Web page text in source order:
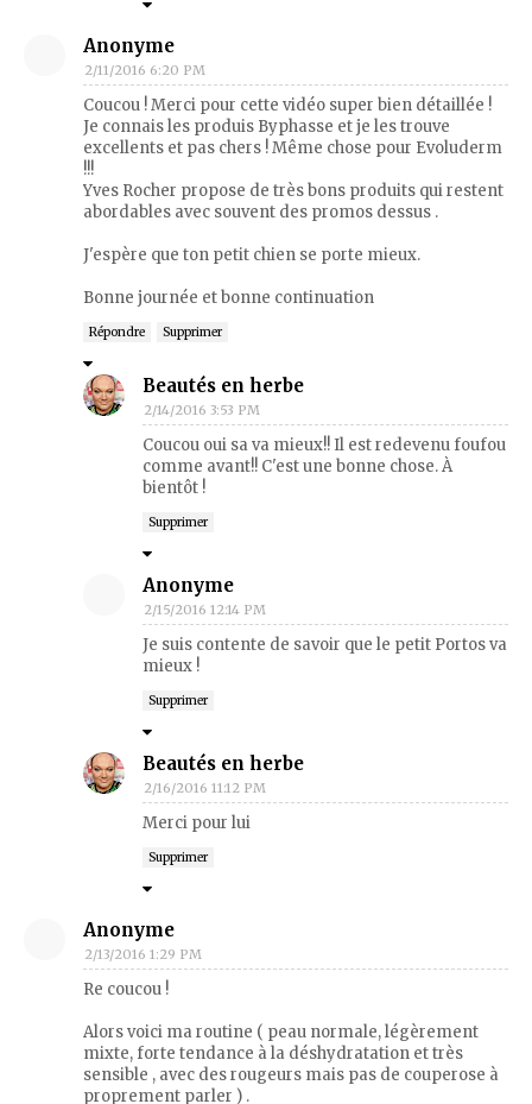
Anonyme
2/11/2016 6:20 PM
Coucou ! Merci pour cette vidéo super bien détaillée !
Je connais les produis Byphasse et je les trouve
excellents et pas chers ! Même chose pour Evoluderm
!!!
Yves Rocher propose de très bons produits qui restent
abordables avec souvent des promos dessus .
J'espère que ton petit chien se porte mieux.
Bonne journée et bonne continuation
Répondre Supprimer
Beautés en herbe
2/14/2016 3:53 PM
Coucou oui sa va mieux!! Il est redevenu foufou
comme avant!! C'est une bonne chose. À
bientôt !
Supprimer
Anonyme
2/15/2016 12:14 PM
Je suis contente de savoir que le petit Portos va
mieux !
Supprimer
Beautés en herbe
2/16/2016 11:12 PM
Merci pour lui
Supprimer
Anonyme
2/13/2016 1:29 PM
Re coucou !
Alors voici ma routine ( peau normale, légèrement
mixte, forte tendance à la déshydratation et très
sensible , avec des rougeurs mais pas de couperose à
proprement parler ) .